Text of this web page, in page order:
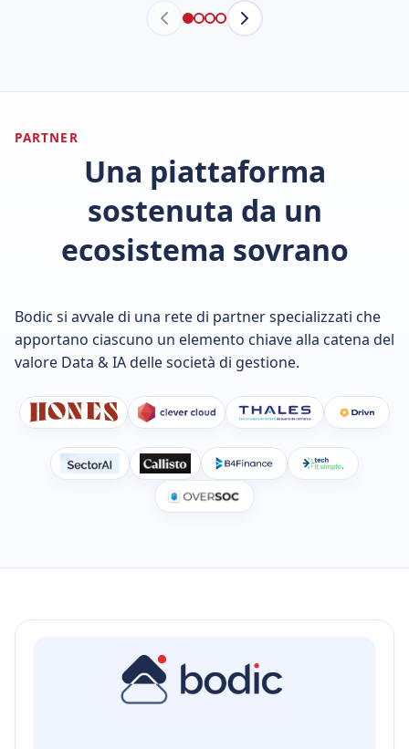
PARTNER
Una piattaforma
sostenuta da un
ecosistema sovrano
Bodic si avvale di una rete di partner specializzati che
apportano ciascuno un elemento chiave alla catena del
valore Data & IA delle società di gestione.